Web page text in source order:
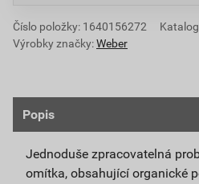
Číslo položky: 1640156272
Výrobky značky:Weber
Popis
Jednoduše zpracovatelná
omítka, obsahující organické